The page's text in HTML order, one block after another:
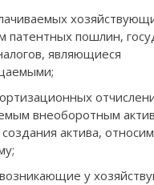
патентных пошлин,
являющиеся
внеоборотным
актива,
у